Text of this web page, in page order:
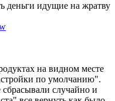
деньги идущие на жратву
на видном месте
по умолчанию".
случайно и